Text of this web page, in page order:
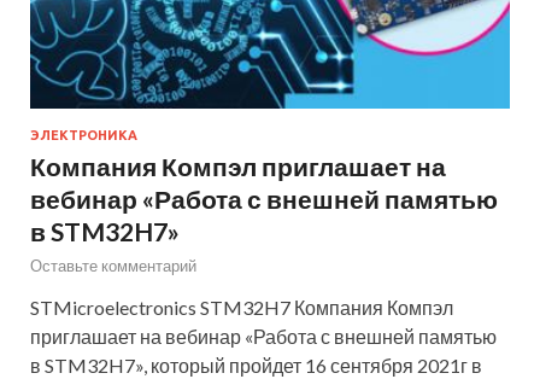
ЭЛЕКТРОНИКА
Компания Компэл приглашает на
вебинар «Работа с внешней памятью
в STM32H7»
Оставьте комментарий
STMicroelectronics STM32H7 Компания Компэл
приглашает на вебинар «Работа с внешней памятью
в STM32H7», который пройдет 16 сентября 2021г в